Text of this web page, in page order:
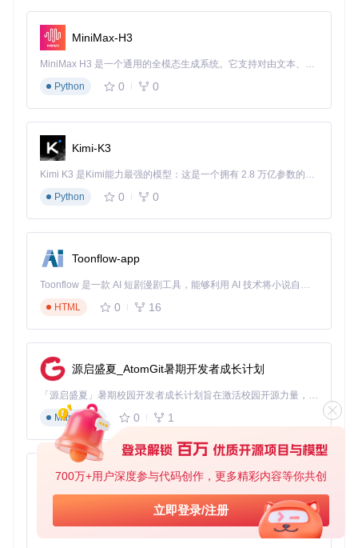
700万+用户深度参与代码创作，更多精彩内容等你共创
立即登录/注册
执行..."的积木组合，实现应用的交互功能。这种可视化逻辑编
排方式，让开发者能专注于业务逻辑而非语法细节，极大提升
开发效率。
操作指引
添加交互逻辑
切换到"Blocks"视图，为按钮添加点击事件：
为"Enter Item"按钮添加逻辑：当点击时，将文本框内容
添加到列表视图
为"Erase Item"按钮添加逻辑：移除列表中选中的项
blocks/目录，包含所有可用的逻辑积木定义。
数据存储实现
辑：
// 应用启动时从存储加载数据
when Screen1.Initialize do
    call
when EnterItem.Click do
    add
TextBox1 . Text
    call
TinyDB1 global
实时测试
通过Companion应用连接开发环境：
在手机上安装MIT AI2 Companion应用
点击开发界面右上角的"Connect"按钮
MiniMax-H3
MiniMax H3 是一个通用的全模态生成系统。它支持对由文本、图像、视频和音频组成的多模态上下文进行统一理解，并能生成分辨率高达 2K、时长可达 15 秒的带原生立体声音频的视频。得益于面向任务泛化的系统设计，H3 在预训练阶段就已具备广泛的多模态上下文理解与生成能力，能够出色地执行复杂的多模态指令。
Python
0 0
Kimi-K3
Kimi K3 是Kimi能力最强的模型：这是一个拥有 2.8 万亿参数的混合专家（MoE）模型，具备原生视觉理解能力，并支持 100 万 token 的上下文窗口。
Python
0 0
Toonflow-app
Toonflow 是一款 AI 短剧漫剧工具，能够利用 AI 技术将小说自动转化为剧本，并结合 AI 生成的图片和视频，实现高效的短剧创作。借助 Toonflow，可以轻松完成从文字到影像的全流程，让短剧制作变得更加智能与便捷。
HTML
0 16
源启盛夏_AtomGit暑期开发者成长计划
「源启盛夏」暑期校园开发者成长计划旨在激活校园开源力量，通过积分激励、认证扶持、资源倾斜等形式，引导高校组织和开发者完成「入驻 — 建项目 — 做贡献 — 获认证 — 得资源」的完整闭环。无论你是想带领社团入驻平台的组织者，还是希望用代码贡献证明自己的开发者，都能在这里找到属于你的成长路径。
Markdown
0 1
AionUi
免费、本地、开源的 24/7 全天候 Cowork 应用，以及适用于 Gemini CLI、Claude Code、Codex、OpenCode、Qwen Code、Goose CLI、Auggie 等的 OpenClaw | 🌟 喜欢就点star吧
TypeScript
0 6